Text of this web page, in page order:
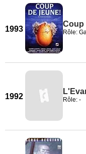
1993
Coup
Rôle:
1992 Rôle: -